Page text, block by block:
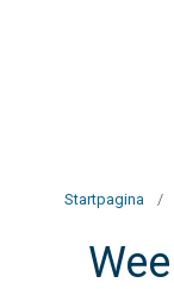
Startpagina /